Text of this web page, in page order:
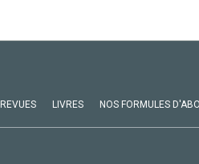
REVUES LIVRES NOS FORMULES